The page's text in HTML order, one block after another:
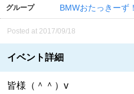
グループ BMWおたっきーず！
Posted at 2017/09/18
イベント詳細
皆様（＾＾）v